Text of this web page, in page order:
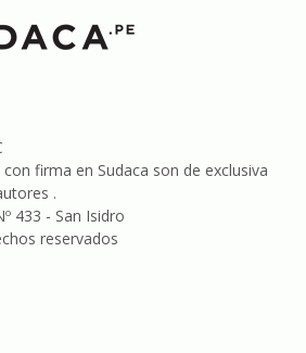
firma en Sudaca son de exclusiva
.
433 - San Isidro
reservados